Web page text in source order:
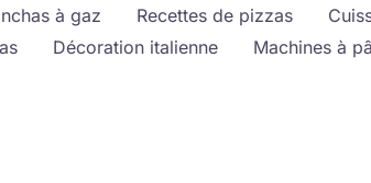
à gaz Recettes de pizzas
Décoration italienne Machines à